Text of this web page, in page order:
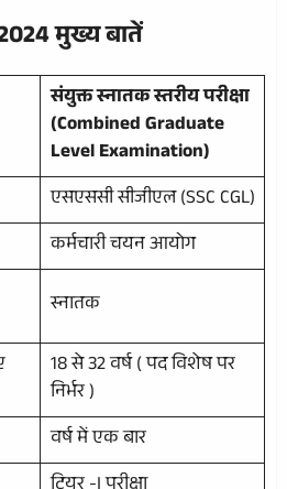
मुख्य बातें
संयुक्त स्नातक स्तरीय परीक्षा
(Combined Graduate
Level Examination)
एसएससी सीजीएल (SSC CGL)
कर्मचारी चयन आयोग
स्नातक
18 से 32 वर्ष ( पद विशेष पर
निर्भर )
वर्ष में एक बार